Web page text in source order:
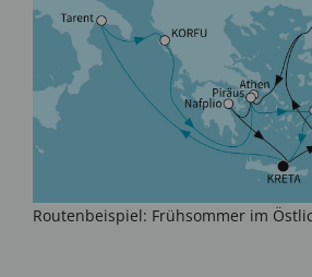
Routenbeispiel: Frühsommer im